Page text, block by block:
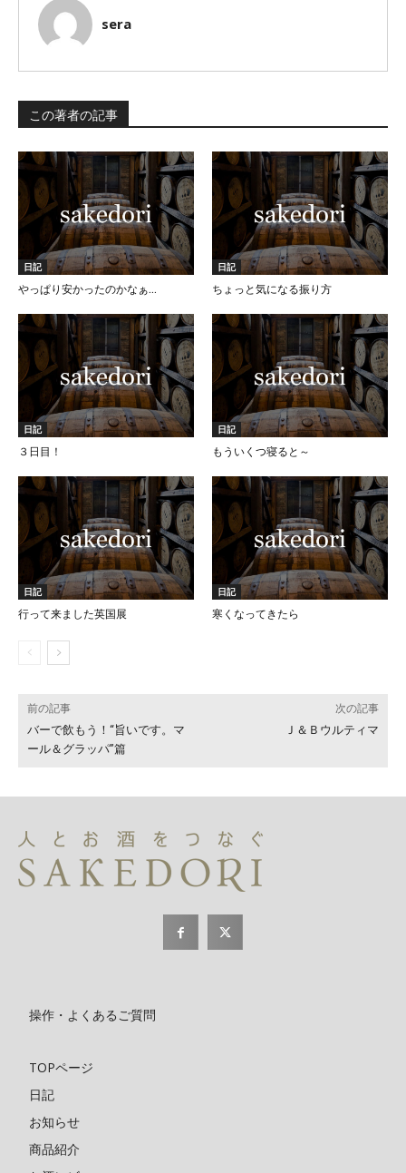
sera
この著者の記事
日記
やっぱり安かったのかなぁ…
日記
ちょっと気になる振り方
日記
３日目！
日記
もういくつ寝ると～
日記
行って来ました英国展
日記
寒くなってきたら
前の記事
バーで飲もう！“旨いです。マ
ール＆グラッパ”篇
次の記事
Ｊ＆Ｂウルティマ
操作・よくあるご質問
TOPページ
日記
お知らせ
商品紹介